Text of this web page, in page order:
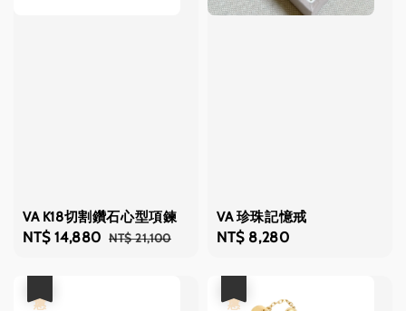
VA K18切割鑽石心型項鍊
Sale
NT$ 14,880 Regular
NT$ 21,100
VA 珍珠記憶戒
Regular
NT$ 8,280